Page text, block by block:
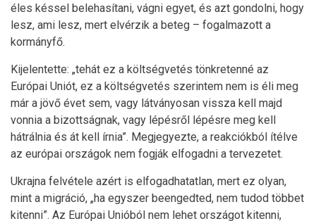
éles késsel belehasítani, vágni egyet, és azt gondolni, hogy
lesz, ami lesz, mert elvérzik a beteg – fogalmazott a
kormányfő.
Kijelentette: „tehát ez a költségvetés tönkretenné az
Európai Uniót, ez a költségvetés szerintem nem is éli meg
már a jövő évet sem, vagy látványosan vissza kell majd
vonnia a bizottságnak, vagy lépésről lépésre meg kell
hátrálnia és át kell írnia”. Megjegyezte, a reakciókból ítélve
az európai országok nem fogják elfogadni a tervezetet.
Ukrajna felvétele azért is elfogadhatatlan, mert ez olyan,
mint a migráció, „ha egyszer beengedted, nem tudod többet
kitenni”. Az Európai Unióból nem lehet országot kitenni,